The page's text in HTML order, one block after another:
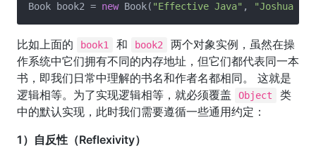
Book book2 = new Book( "Effective Java" , "Joshua
比如上面的 book1 和 book2
两个对象实例，虽然在操
作系统中它们拥有不同的内存地址，但它们都代表同一本
书，即我们日常中理解的书名和作者名都相同。 这就是
逻辑相等。为了实现逻辑相等，就必须覆盖
Object
类
中的默认实现，此时我们需要遵循一些通用约定：
1）自反性（Reflexivity）